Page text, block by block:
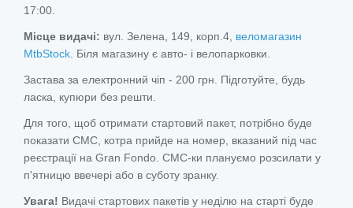
17:00.
Місце видачі: вул. Зелена, 149, корп.4, веломагазин
MtbStock . Біля магазину є авто- і велопарковки.
Застава за електронний чіп - 200 грн. Підготуйте, будь
ласка, купюри без решти.
Для того, щоб отримати стартовий пакет, потрібно буде
показати СМС, котра прийде на номер, вказаний під час
реєстрації на Gran Fondo. СМС-ки плануємо розсилати у
п'ятницю ввечері або в суботу зранку.
Увага! Видачі стартових пакетів у неділю на старті буде